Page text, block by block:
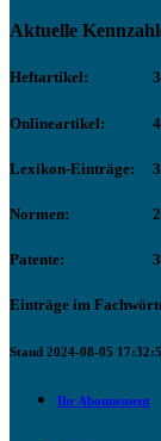
Aktuelle
Heftartikel:
Onlineartikel:
Lexikon-Einträge:
Normen:
Patente:
Einträge im
Stand 2024-08-05
Ihr Abonnement